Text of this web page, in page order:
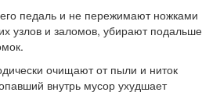
педаль и не пережимают ножками
узлов и заломов, убирают подальше
очищают от пыли и ниток
внутрь мусор ухудшает